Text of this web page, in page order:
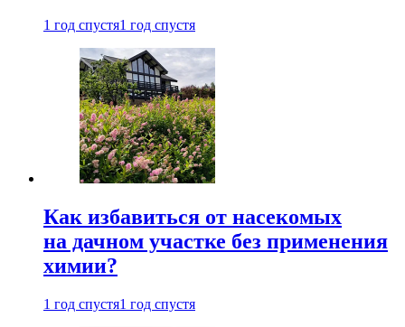
1 год спустя1 год спустя
Как избавиться от насекомых
на дачном участке без применения
химии?
1 год спустя1 год спустя